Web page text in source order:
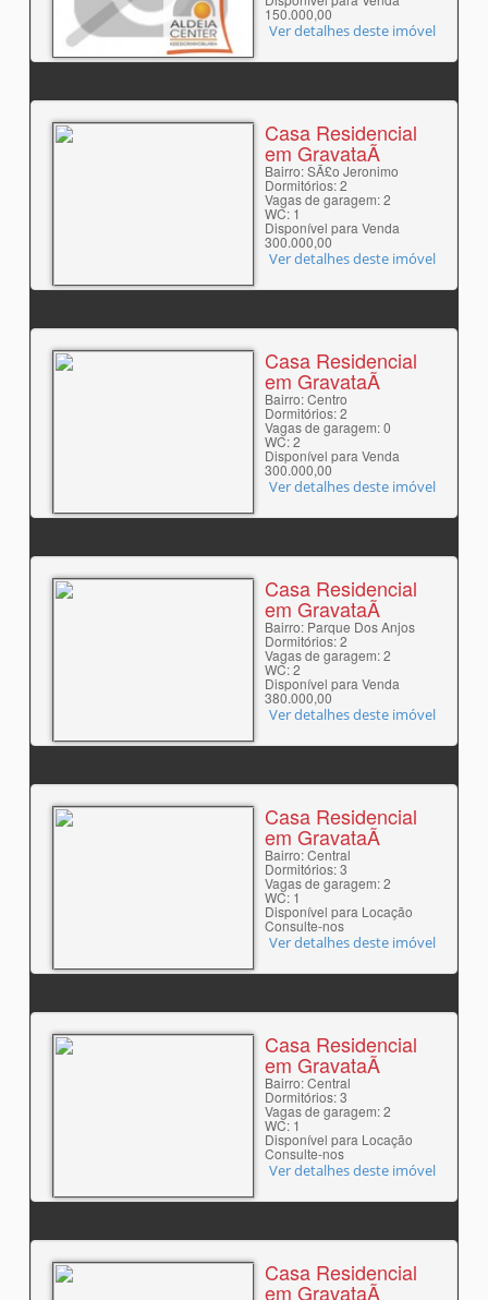
150.000,00
Ver detalhes deste imóvel
Casa Residencial
em GravataÃ­
Bairro: SÃ£o Jeronimo
Dormitórios: 2
Vagas de garagem: 2
WC: 1
Disponível para Venda
300.000,00
Ver detalhes deste imóvel
Casa Residencial
em GravataÃ­
Bairro: Centro
Dormitórios: 2
Vagas de garagem: 0
WC: 2
Disponível para Venda
300.000,00
Ver detalhes deste imóvel
Casa Residencial
em GravataÃ­
Bairro: Parque Dos Anjos
Dormitórios: 2
Vagas de garagem: 2
WC: 2
Disponível para Venda
380.000,00
Ver detalhes deste imóvel
Casa Residencial
em GravataÃ­
Bairro: Central
Dormitórios: 3
Vagas de garagem: 2
WC: 1
Disponível para Locação
Consulte-nos
Ver detalhes deste imóvel
Casa Residencial
em GravataÃ­
Bairro: Central
Dormitórios: 3
Vagas de garagem: 2
WC: 1
Disponível para Locação
Consulte-nos
Ver detalhes deste imóvel
Casa Residencial
em GravataÃ­